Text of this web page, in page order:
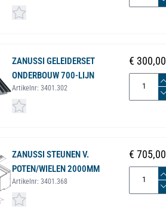
ZANUSSI GELEIDERSET
ONDERBOUW 700-LIJN
Artikelnr: 3401.302
€ 300,00
ZANUSSI STEUNEN V.
POTEN/WIELEN 2000MM
Artikelnr: 3401.368
€ 705,00